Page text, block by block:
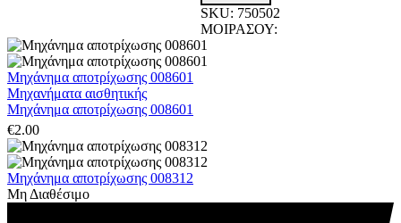
SKU: 750502
ΜΟΙΡΑΣΟΥ:
Μηχάνημα αποτρίχωσης 008601
Μηχανήματα αισθητικής
Μηχάνημα αποτρίχωσης 008601
€2.00
Μηχάνημα αποτρίχωσης 008312
Μη Διαθέσιμο